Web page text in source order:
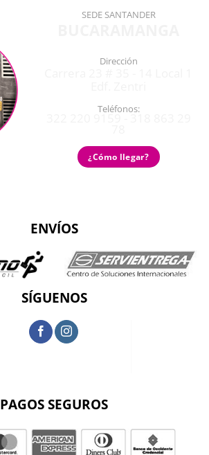
SEDE SANTANDER
Dirección
Teléfonos:
¿Cómo llegar?
ENVÍOS
SÍGUENOS
PAGOS SEGUROS